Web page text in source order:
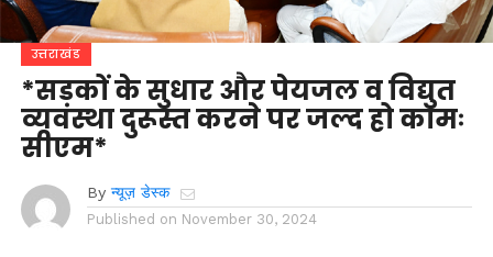
उत्तराखंड
*सड़कों के सुधार और पेयजल व विद्युत
व्यवस्था दुरूस्त करने पर जल्द हो कामः
सीएम*
By न्यूज़ डेस्क
Published on November 30, 2024